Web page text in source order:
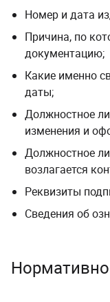
Номер и дата
Причина, по
документацию;
Какие именно
даты;
Должностное
изменения и
Должностное
возлагается
Реквизиты
Сведения об